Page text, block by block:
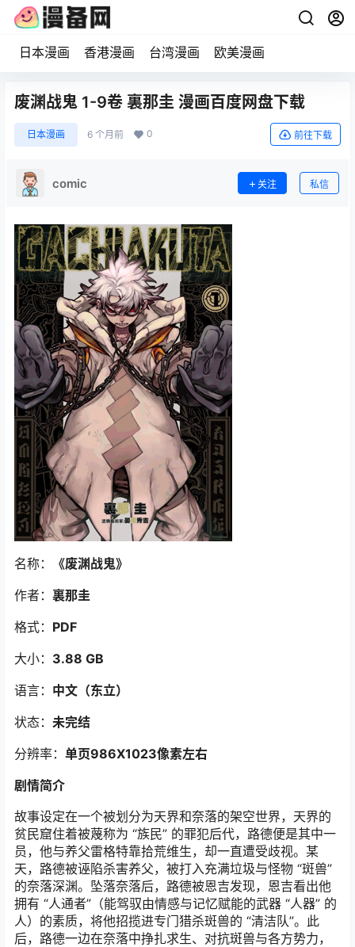
日本漫画 香港漫画 台湾漫画 欧美漫画
废渊战鬼 1-9卷 裏那圭 漫画百度网盘下载
日本漫画 6 个月前 0 前往下载
comic 关注 私信
名称： 《废渊战鬼》
作者： 裏那圭
格式： PDF
大小： 3.88 GB
语言： 中文（东立）
状态： 未完结
分辨率： 单页986X1023像素左右
剧情简介
故事设定在一个被划分为天界和奈落的架空世界，天界的
贫民窟住着被蔑称为 “族民” 的罪犯后代，路德便是其中一
员，他与养父雷格特靠拾荒维生，却一直遭受歧视。某
天，路德被诬陷杀害养父，被打入充满垃圾与怪物 “斑兽”
的奈落深渊。坠落奈落后，路德被恩吉发现，恩吉看出他
拥有 “人通者”（能驾驭由情感与记忆赋能的武器 “人器” 的
人）的素质，将他招揽进专门猎杀斑兽的 “清洁队”。此
后，路德一边在奈落中挣扎求生、对抗斑兽与各方势力，